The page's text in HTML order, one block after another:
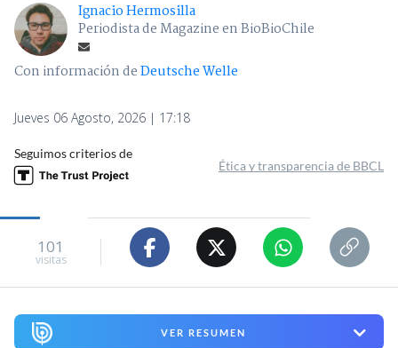
Ignacio Hermosilla
Periodista de Magazine en BioBioChile
Con información deDeutsche Welle
Jueves 06 Agosto, 2026 | 17:18
Seguimos criterios de
Ética y transparencia de BBCL
101
visitas
VER RESUMEN